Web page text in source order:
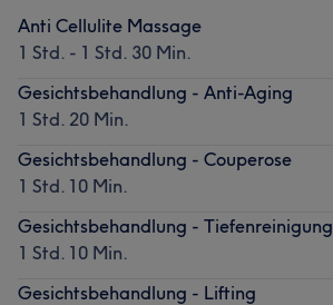
Anti Cellulite Massage
1 Std. - 1 Std. 30 Min.
Gesichtsbehandlung - Anti-Aging
1 Std. 20 Min.
Gesichtsbehandlung - Couperose
1 Std. 10 Min.
Gesichtsbehandlung - Tiefenreinigung
1 Std. 10 Min.
Gesichtsbehandlung - Lifting